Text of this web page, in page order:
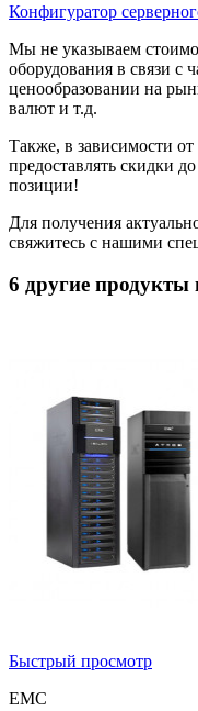
Конфигуратор
Мы не указываем
оборудования в связи с
ценообразовании на
валют и т.д.
Также, в зависимости
предоставлять скидки
позиции!
Для получения
свяжитесь с нашими
6 другие продукты
Быстрый просмотр
EMC